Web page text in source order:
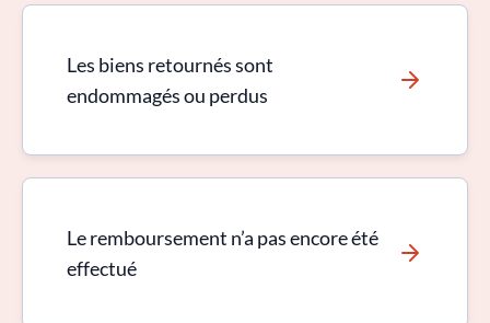
Les biens retournés sont
endommagés ou perdus
Le remboursement n’a pas encore été
effectué